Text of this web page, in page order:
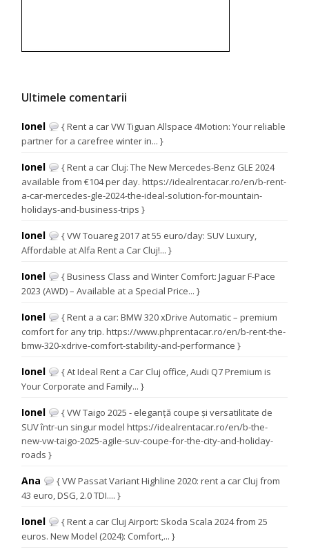
Ultimele comentarii
Ionel
{ Rent a car VW Tiguan Allspace 4Motion: Your reliable
partner for a carefree winter in... }
Ionel
{ Rent a car Cluj: The New Mercedes-Benz GLE 2024
available from €104 per day. https://idealrentacar.ro/en/b-rent-
a-car-mercedes-gle-2024-the-ideal-solution-for-mountain-
holidays-and-business-trips }
Ionel
{ VW Touareg 2017 at 55 euro/day: SUV Luxury,
Affordable at Alfa Rent a Car Cluj!... }
Ionel
{ Business Class and Winter Comfort: Jaguar F-Pace
2023 (AWD) – Available at a Special Price... }
Ionel
{ Rent a a car: BMW 320 xDrive Automatic – premium
comfort for any trip. https://www.phprentacar.ro/en/b-rent-the-
bmw-320-xdrive-comfort-stability-and-performance }
Ionel
{ At Ideal Rent a Car Cluj office, Audi Q7 Premium is
Your Corporate and Family... }
Ionel
{ VW Taigo 2025 - eleganță coupe și versatilitate de
SUV într-un singur model https://idealrentacar.ro/en/b-the-
new-vw-taigo-2025-agile-suv-coupe-for-the-city-and-holiday-
roads }
Ana
{ VW Passat Variant Highline 2020: rent a car Cluj from
43 euro, DSG, 2.0 TDI.... }
Ionel
{ Rent a car Cluj Airport: Skoda Scala 2024 from 25
euros. New Model (2024): Comfort,... }